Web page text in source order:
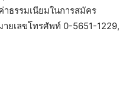
าธรรมเนียมในการสมัคร
ายเลขโทรศัพท์ 0-5651-1229,